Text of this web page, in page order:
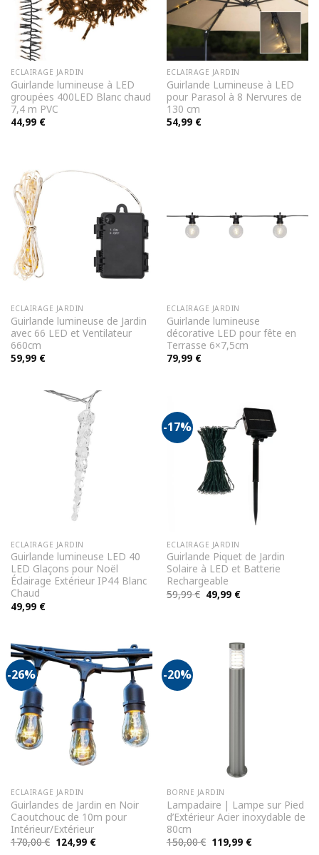
ECLAIRAGE JARDIN
Guirlande lumineuse à LED
groupées 400LED Blanc chaud
7,4 m PVC
44,99 €
ECLAIRAGE JARDIN
Guirlande Lumineuse à LED
pour Parasol à 8 Nervures de
130 cm
54,99 €
ECLAIRAGE JARDIN
Guirlande lumineuse de Jardin
avec 66 LED et Ventilateur
660cm
59,99 €
ECLAIRAGE JARDIN
Guirlande lumineuse
décorative LED pour fête en
Terrasse 6×7,5cm
79,99 €
ECLAIRAGE JARDIN
Guirlande lumineuse LED 40
LED Glaçons pour Noël
Éclairage Extérieur IP44 Blanc
Chaud
49,99 €
-17%
ECLAIRAGE JARDIN
Guirlande Piquet de Jardin
Solaire à LED et Batterie
Rechargeable
59,99€ Le
prix
49,99 €Le
prix
-26%
ECLAIRAGE JARDIN
Guirlandes de Jardin en Noir
Caoutchouc de 10m pour
Intérieur/Extérieur
170,00€ Le
124,99 €Le
-20%
BORNE JARDIN
Lampadaire | Lampe sur Pied
d’Extérieur Acier inoxydable de
80cm
150,00€ Le
119,99 €Le